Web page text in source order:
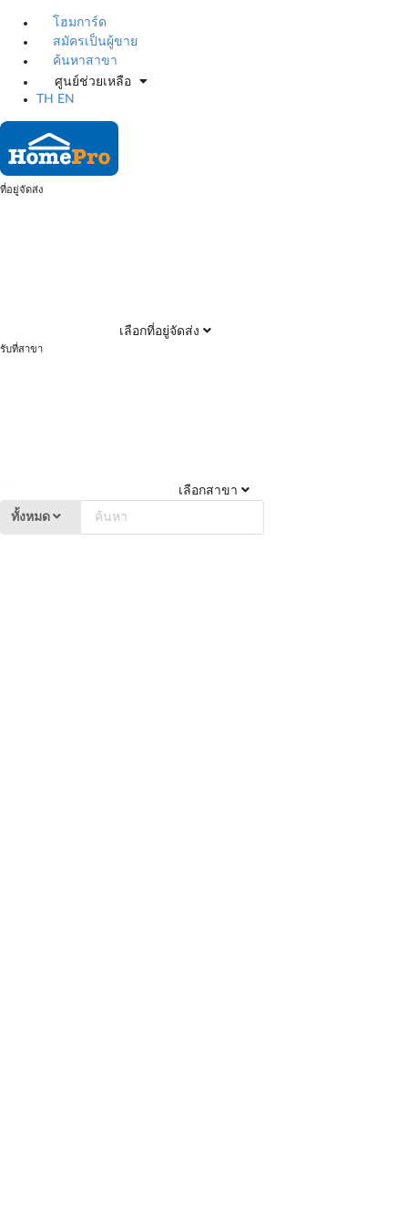
โฮมการ์ด
สมัครเป็นผู้ขาย
ค้นหาสาขา
ศูนย์ช่วยเหลือ
TH
EN
ที่อยู่จัดส่ง
เลือกที่อยู่จัดส่ง
รับที่สาขา
เลือกสาขา
ทั้งหมด